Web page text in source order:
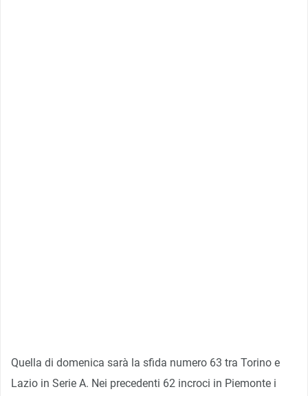
Quella di domenica sarà la sfida numero 63 tra Torino e
Lazio in Serie A. Nei precedenti 62 incroci in Piemonte i